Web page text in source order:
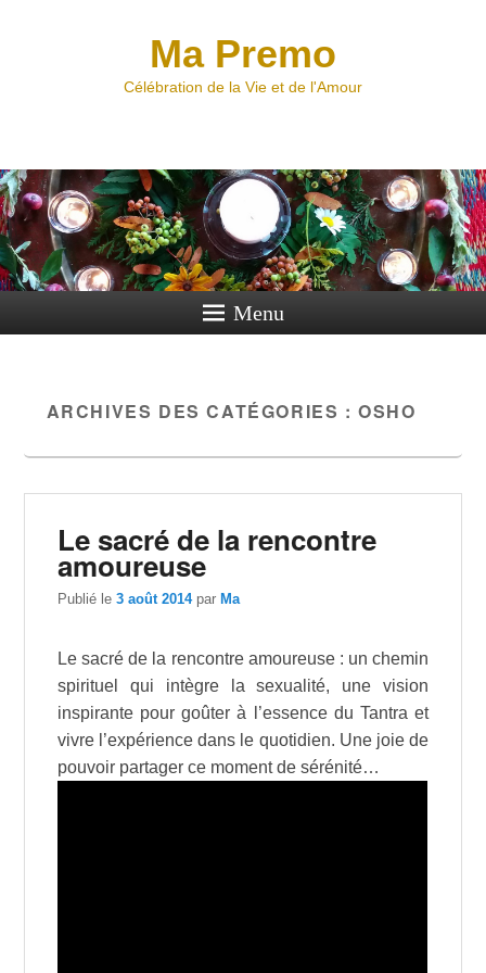
Ma Premo
Célébration de la Vie et de l'Amour
Menu
ARCHIVES DES CATÉGORIES :OSHO
Le sacré de la rencontre
amoureuse
Publié le3 août 2014 par Ma
Le sacré de la rencontre amoureuse : un chemin
spirituel qui intègre la sexualité, une vision
inspirante pour goûter à l’essence du Tantra et
vivre l’expérience dans le quotidien. Une joie de
pouvoir partager ce moment de sérénité…